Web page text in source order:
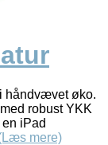
håndvævet øko.
robust YKK
iPad
mere)